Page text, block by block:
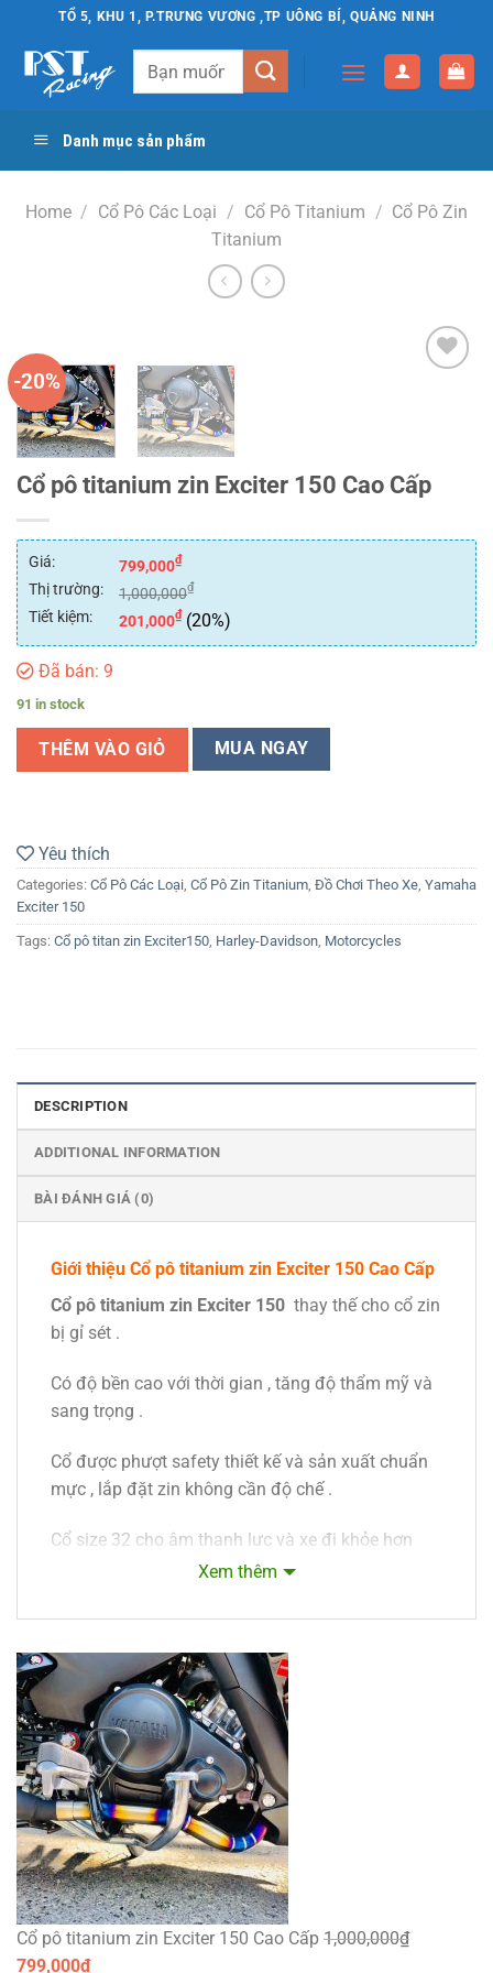
TỔ 5, KHU 1, P.TRƯNG VƯƠNG ,TP UÔNG BÍ, QUẢNG NINH
Search
Danh mục sản phẩm
Home / Cổ Pô Các Loại / Cổ Pô Titanium / Cổ Pô Zin
Titanium
-20%
Cổ pô titanium zin Exciter 150 Cao Cấp
Giá: 799,000₫
Thị trường: 1,000,000₫
Tiết kiệm: 201,000₫ (20%)
Đã bán: 9
91 in stock
THÊM VÀO GIỎ MUA NGAY
Yêu thích
Categories: Cổ Pô Các Loại Cổ Pô Zin Titanium Đồ Chơi Theo Xe Yamaha
Exciter 150
Tags: Cổ pô titan zin Exciter150 Harley-Davidson Motorcycles
DESCRIPTION
ADDITIONAL INFORMATION
BÀI ĐÁNH GIÁ (0)
Giới thiệu Cổ pô titanium zin Exciter 150 Cao Cấp
Cổ pô titanium zin Exciter 150 thay thế cho cổ zin
bị gỉ sét .
Có độ bền cao với thời gian , tăng độ thẩm mỹ và
sang trọng .
Cổ được phượt safety thiết kế và sản xuất chuẩn
mực , lắp đặt zin không cần độ chế .
Cổ size 32 cho âm thanh lực và xe đi khỏe hơn
mát máy hơn zin , được tỉa vân con sâu và lên
pô độ hàng đầu tại Việt Nam, chúng tôi phân phối
sản phẩm về PÔ ĐỘ, CỔ PÔ ĐỘ, ĐỒ CHƠI
MOTO cao cấp chính hãng.
Mang đến cho ae Biker những sản phẩm và dịch
vụ tuyệt vời.
— Chúng tôi tự hào là nhà sản xuất cổ pô uy tín
hàng đầu tại việt nam .
— Chuyên cung cấp cổ pô Sỉ lẻ inox 304 , Titanium
, Bầu hơi màng lọc tổ ong , tiêu pô màng lọc tổ
Xem thêm
Cổ pô titanium zin Exciter 150 Cao Cấp 1,000,000₫
799,000₫